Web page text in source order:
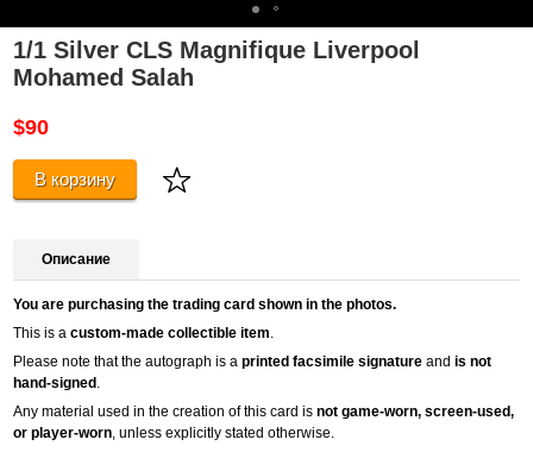
1/1 Silver CLS Magnifique Liverpool
Mohamed Salah
$90
В корзину
Описание
You are purchasing the trading card shown in the photos.
This is acustom-made collectible item.
Please note that the autograph is aprinted facsimile signature andis not
hand-signed .
Any material used in the creation of this card isnot game-worn, screen-used,
or player-worn, unless explicitly stated otherwise.